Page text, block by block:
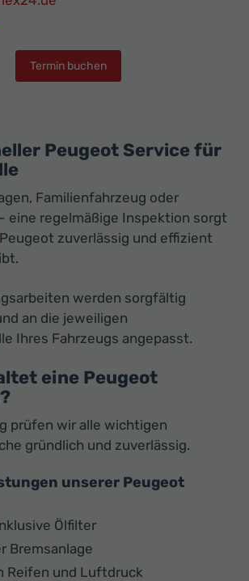
Termin buchen
Peugeot Service für
Familienfahrzeug oder
eine regelmäßige Inspektion sorgt
zuverlässig und effizient
werden sorgfältig
an die jeweiligen
Ihres Fahrzeugs angepasst.
eine Peugeot
prüfen wir alle wichtigen
gründlich und zuverlässig.
unserer Peugeot
Ölfilter
Bremsanlage
Reifen und Luftdruck